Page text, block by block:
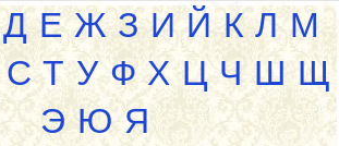
Д Е Ж З И Й К Л М
С Т У Ф Х Ц Ч Ш Щ
Э Ю Я